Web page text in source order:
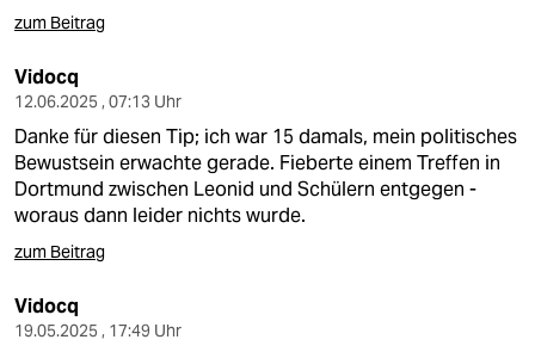
zum Beitrag
Vidocq
12.06.2025 , 07:13 Uhr
Danke für diesen Tip; ich war 15 damals, mein politisches
Bewustsein erwachte gerade. Fieberte einem Treffen in
Dortmund zwischen Leonid und Schülern entgegen -
woraus dann leider nichts wurde.
zum Beitrag
Vidocq
19.05.2025 , 17:49 Uhr